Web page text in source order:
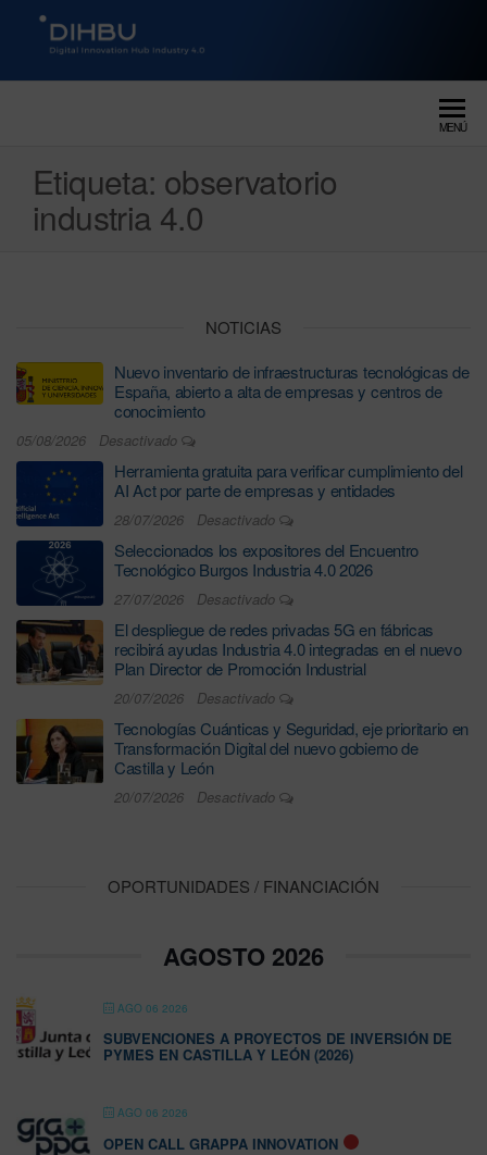
DIGITAL INNOVATION HUB
MENÚ
Etiqueta: observatorio
industria 4.0
NOTICIAS
Nuevo inventario de infraestructuras tecnológicas de
España, abierto a alta de empresas y centros de
conocimiento
05/08/2026 Desactivado
Herramienta gratuita para verificar cumplimiento del
AI Act por parte de empresas y entidades
28/07/2026 Desactivado
Seleccionados los expositores del Encuentro
Tecnológico Burgos Industria 4.0 2026
27/07/2026 Desactivado
El despliegue de redes privadas 5G en fábricas
recibirá ayudas Industria 4.0 integradas en el nuevo
Plan Director de Promoción Industrial
20/07/2026 Desactivado
Tecnologías Cuánticas y Seguridad, eje prioritario en
Transformación Digital del nuevo gobierno de
Castilla y León
20/07/2026 Desactivado
OPORTUNIDADES / FINANCIACIÓN
AGOSTO 2026
AGO 06 2026
SUBVENCIONES A PROYECTOS DE INVERSIÓN DE
PYMES EN CASTILLA Y LEÓN (2026)
AGO 06 2026
OPEN CALL GRAPPA INNOVATION